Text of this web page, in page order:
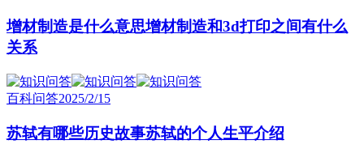
增材制造是什么意思增材制造和3d打印之间有什么
关系
百科问答2025/2/15
苏轼有哪些历史故事苏轼的个人生平介绍